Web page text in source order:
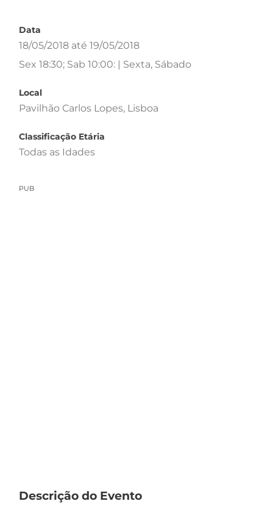
Data
18/05/2018 até 19/05/2018
Sex 18:30; Sab 10:00: | Sexta, Sábado
Local
Pavilhão Carlos Lopes, Lisboa
Classificação Etária
Todas as Idades
PUB
Descrição do Evento